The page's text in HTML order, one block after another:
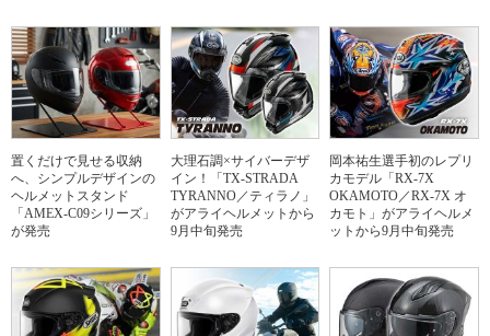
置くだけで見せる収納
へ、シンプルデザインの
ヘルメットスタンド
「AMEX-C09シリーズ」
が発売
大理石調×サイバーデザ
イン！「TX-STRADA
TYRANNO／ティラノ」
がアライヘルメットから
9月中旬発売
岡本祐生選手初のレプリ
カモデル「RX-7X
OKAMOTO／RX-7X オ
カモト」がアライヘルメ
ットから9月中旬発売